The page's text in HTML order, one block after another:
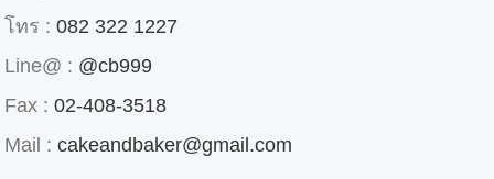
โทร : 082 322 1227
Line@ : @cb999
Fax : 02-408-3518
Mail : cakeandbaker@gmail.com